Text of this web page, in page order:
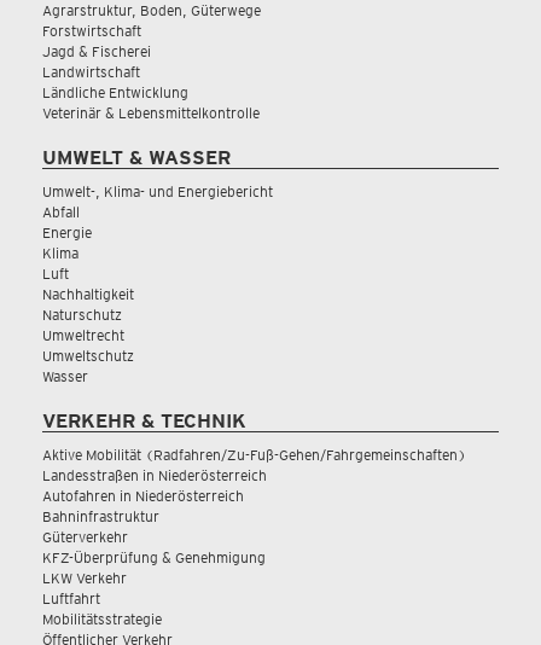
Agrarstruktur, Boden, Güterwege
Forstwirtschaft
Jagd & Fischerei
Landwirtschaft
Ländliche Entwicklung
Veterinär & Lebensmittelkontrolle
UMWELT & WASSER
Umwelt-, Klima- und Energiebericht
Abfall
Energie
Klima
Luft
Nachhaltigkeit
Naturschutz
Umweltrecht
Umweltschutz
Wasser
VERKEHR & TECHNIK
Aktive Mobilität (Radfahren/Zu-Fuß-Gehen/Fahrgemeinschaften)
Landesstraßen in Niederösterreich
Autofahren in Niederösterreich
Bahninfrastruktur
Güterverkehr
KFZ-Überprüfung & Genehmigung
LKW Verkehr
Luftfahrt
Mobilitätsstrategie
Öffentlicher Verkehr